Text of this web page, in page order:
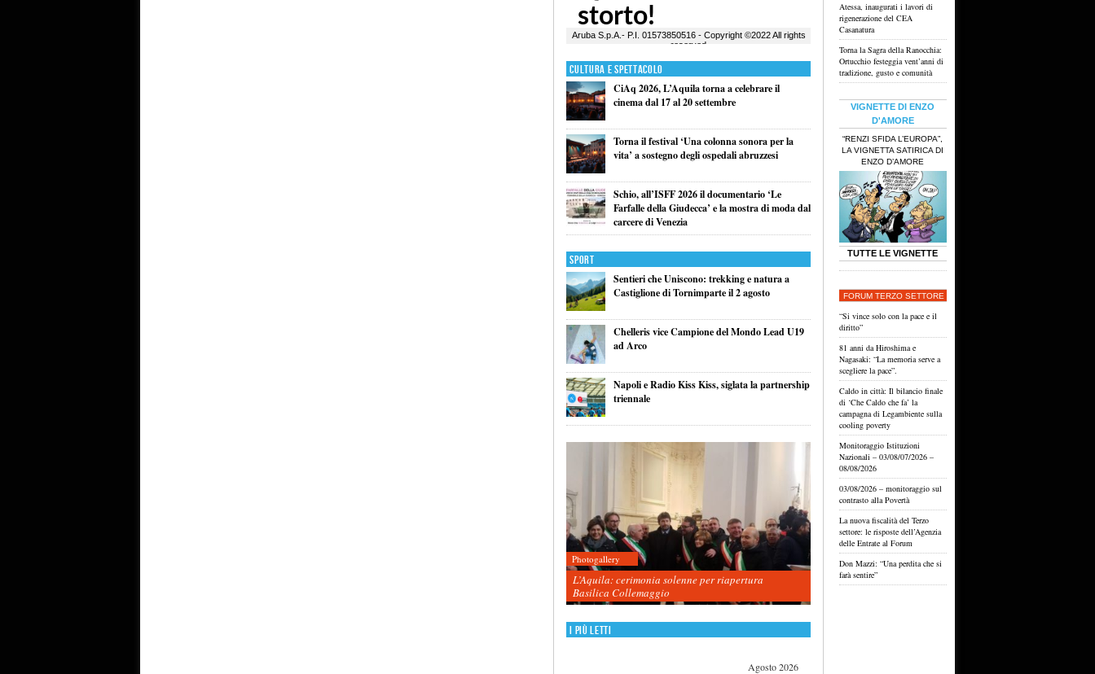
Cultura e Spettacolo
CiAq 2026, L’Aquila torna a celebrare il
cinema dal 17 al 20 settembre
Torna il festival ‘Una colonna sonora per la
vita’ a sostegno degli ospedali abruzzesi
Schio, all’ISFF 2026 il documentario ‘Le
Farfalle della Giudecca’ e la mostra di moda dal
carcere di Venezia
Sport
Sentieri che Uniscono: trekking e natura a
Castiglione di Tornimparte il 2 agosto
Chelleris vice Campione del Mondo Lead U19
ad Arco
Napoli e Radio Kiss Kiss, siglata la partnership
triennale
Photogallery
L’Aquila: cerimonia solenne per riapertura
Basilica Collemaggio
I più letti
Agosto 2026
Atessa, inaugurati i lavori di
rigenerazione del CEA
Casanatura
Torna la Sagra della Ranocchia:
Ortucchio festeggia vent’anni di
tradizione, gusto e comunità
VIGNETTE DI ENZO
D'AMORE
“RENZI SFIDA L’EUROPA”,
LA VIGNETTA SATIRICA DI
ENZO D’AMORE
TUTTE LE VIGNETTE
FORUM TERZO SETTORE
“Si vince solo con la pace e il
diritto”
81 anni da Hiroshima e
Nagasaki: “La memoria serve a
scegliere la pace”.
Caldo in città: Il bilancio finale
di ‘Che Caldo che fa’ la
campagna di Legambiente sulla
cooling poverty
Monitoraggio Istituzioni
Nazionali – 03/08/07/2026 –
08/08/2026
03/08/2026 – monitoraggio sul
contrasto alla Povertà
La nuova fiscalità del Terzo
settore: le risposte dell’Agenzia
delle Entrate al Forum
Don Mazzi: “Una perdita che si
farà sentire”